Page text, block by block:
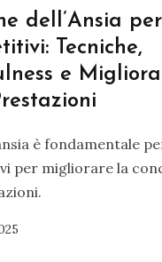
dell’Ansia
Tecniche,
e
è fondamentale
per migliorare la